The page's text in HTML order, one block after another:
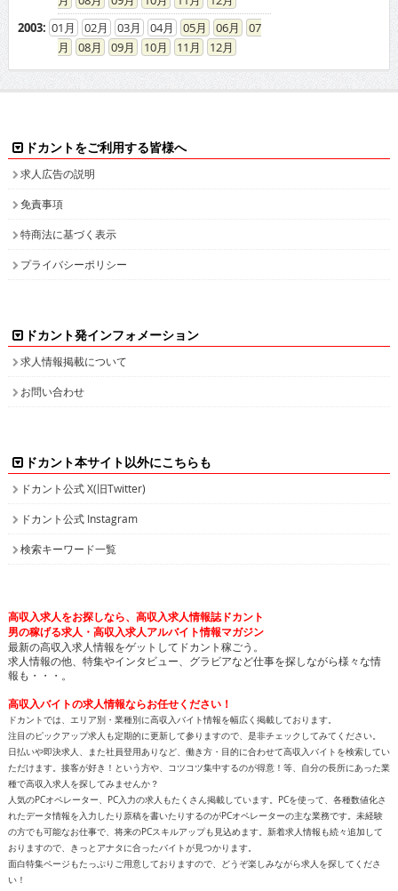
01 02 03 04 05 06
08
09 10 11 12
求人広告の説明
求人情報掲載について
ドカント公式 X(旧Twitter)
検索キーワード一覧
男の稼げる求人・高収入求人アルバイト情報マガジン
最新の高収入求人情報をゲットしてドカント稼ごう。
求人情報の他、特集やインタビュー、グラビアなど仕事を探しながら様々な情
報も・・・。
高収入バイトの求人情報ならお任せください！
ドカントでは、エリア別・業種別に高収入バイト情報を幅広く掲載しております。
注目のピックアップ求人も定期的に更新して参りますので、是非チェックしてみてください。
日払いや即決求人、また社員登用ありなど、働き方・目的に合わせて高収入バイトを検索してい
ただけます。接客が好き！という方や、コツコツ集中するのが得意！等、自分の長所にあった業
種で高収入求人を探してみませんか？
人気のPCオペレーター、PC入力の求人もたくさん掲載しています。PCを使って、各種数値化さ
れたデータ情報を入力したり原稿を書いたりするのがPCオペレーターの主な業務です。未経験
の方でも可能なお仕事で、将来のPCスキルアップも見込めます。新着求人情報も続々追加して
おりますので、きっとアナタに合ったバイトが見つかります。
面白特集ページもたっぷりご用意しておりますので、どうぞ楽しみながら求人を探してくださ
い！
高収入バイトをお探しなら、日払いや即決求人を多数掲載している高収入求人情報誌ドカントへ